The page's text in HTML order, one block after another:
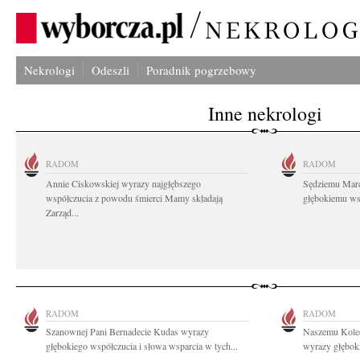
Nekrologi Odeszli Poradnik pogrzebowy
Inne nekrologi
RADOM
Annie Ciskowskiej wyrazy najgłębszego
współczucia z powodu śmierci Mamy składają
Zarząd...
RADOM
Sędziemu
głębokiemu
RADOM
Szanownej Pani Bernadecie Kudas wyrazy
głębokiego współczucia i słowa wsparcia w tych...
RADOM
Naszemu
wyrazy